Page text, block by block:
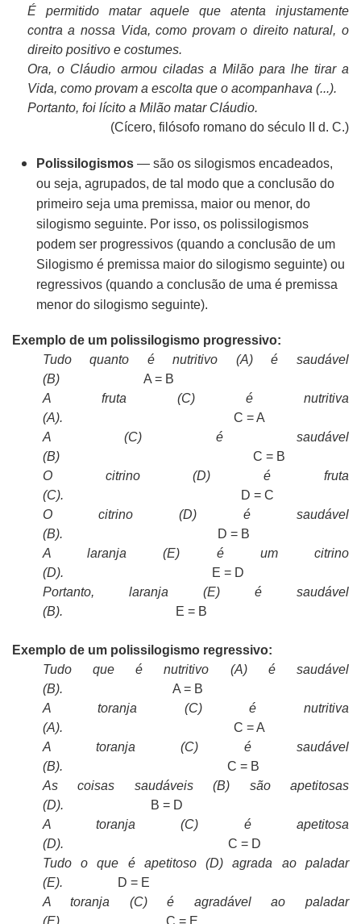
É permitido matar aquele que atenta injustamente
contra a nossa Vida, como provam o direito natural, o
direito positivo e costumes.
Ora, o Cláudio armou ciladas a Milão para lhe tirar a
Vida, como provam a escolta que o acompanhava (...).
Portanto, foi lícito a Milão matar Cláudio.
(Cícero, filósofo romano do século II d. C.)
Polissilogismos — são os silogismos encadeados,
ou seja, agrupados, de tal modo que a conclusão do
primeiro seja uma premissa, maior ou menor, do
silogismo seguinte. Por isso, os polissilogismos
podem ser progressivos (quando a conclusão de um
Silogismo é premissa maior do silogismo seguinte) ou
regressivos (quando a conclusão de uma é premissa
menor do silogismo seguinte).
Exemplo de um polissilogismo progressivo:
Tudo quanto é nutritivo (A) é saudável
(B)
A = B
A fruta (C) é nutritiva
(A).
C = A
A (C) é saudável
(B)
C = B
O citrino (D) é fruta
(C).
D = C
O citrino (D) é saudável
(B).
D = B
A laranja (E) é um citrino
(D).
E = D
Portanto, laranja (E) é saudável
(B).
E = B
Exemplo de um polissilogismo regressivo:
Tudo que é nutritivo (A) é saudável
(B).
A = B
A toranja (C) é nutritiva
(A).
C = A
A toranja (C) é saudável
(B).
C = B
As coisas saudáveis (B) são apetitosas
(D).
B = D
A toranja (C) é apetitosa
(D).
C = D
Tudo o que é apetitoso (D) agrada ao paladar
(E).
D = E
A toranja (C) é agradável ao paladar
(E).
C = E